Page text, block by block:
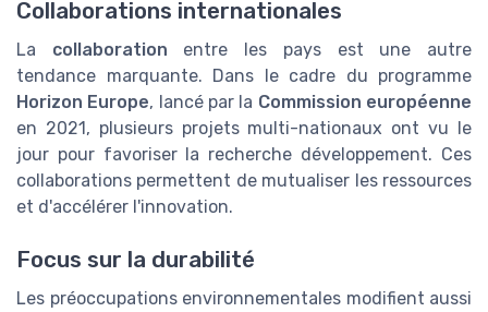
Collaborations internationales
La collaboration entre les pays est une autre
tendance marquante. Dans le cadre du programme
Horizon Europe, lancé par la Commission européenne
en 2021, plusieurs projets multi-nationaux ont vu le
jour pour favoriser la recherche développement. Ces
collaborations permettent de mutualiser les ressources
et d'accélérer l'innovation.
Focus sur la durabilité
Les préoccupations environnementales modifient aussi